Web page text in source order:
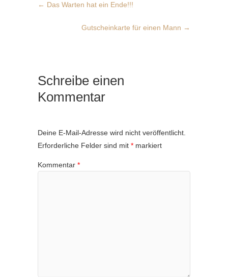
← Das Warten hat ein Ende!!!
Gutscheinkarte für einen Mann →
Schreibe einen
Kommentar
Deine E-Mail-Adresse wird nicht veröffentlicht.
Erforderliche Felder sind mit * markiert
Kommentar *